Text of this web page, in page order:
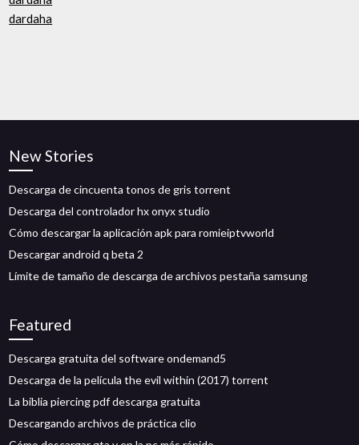
dardaha
New Stories
Descarga de cincuenta tonos de gris torrent
Descarga del controlador hx onyx studio
Cómo descargar la aplicación apk para romieiptvworld
Descargar android q beta 2
Límite de tamaño de descarga de archivos pestaña samsung
Featured
Descarga gratuita del software ondemand5
Descarga de la película the evil within (2017) torrent
La biblia piercing pdf descarga gratuita
Descargando archivos de práctica clio